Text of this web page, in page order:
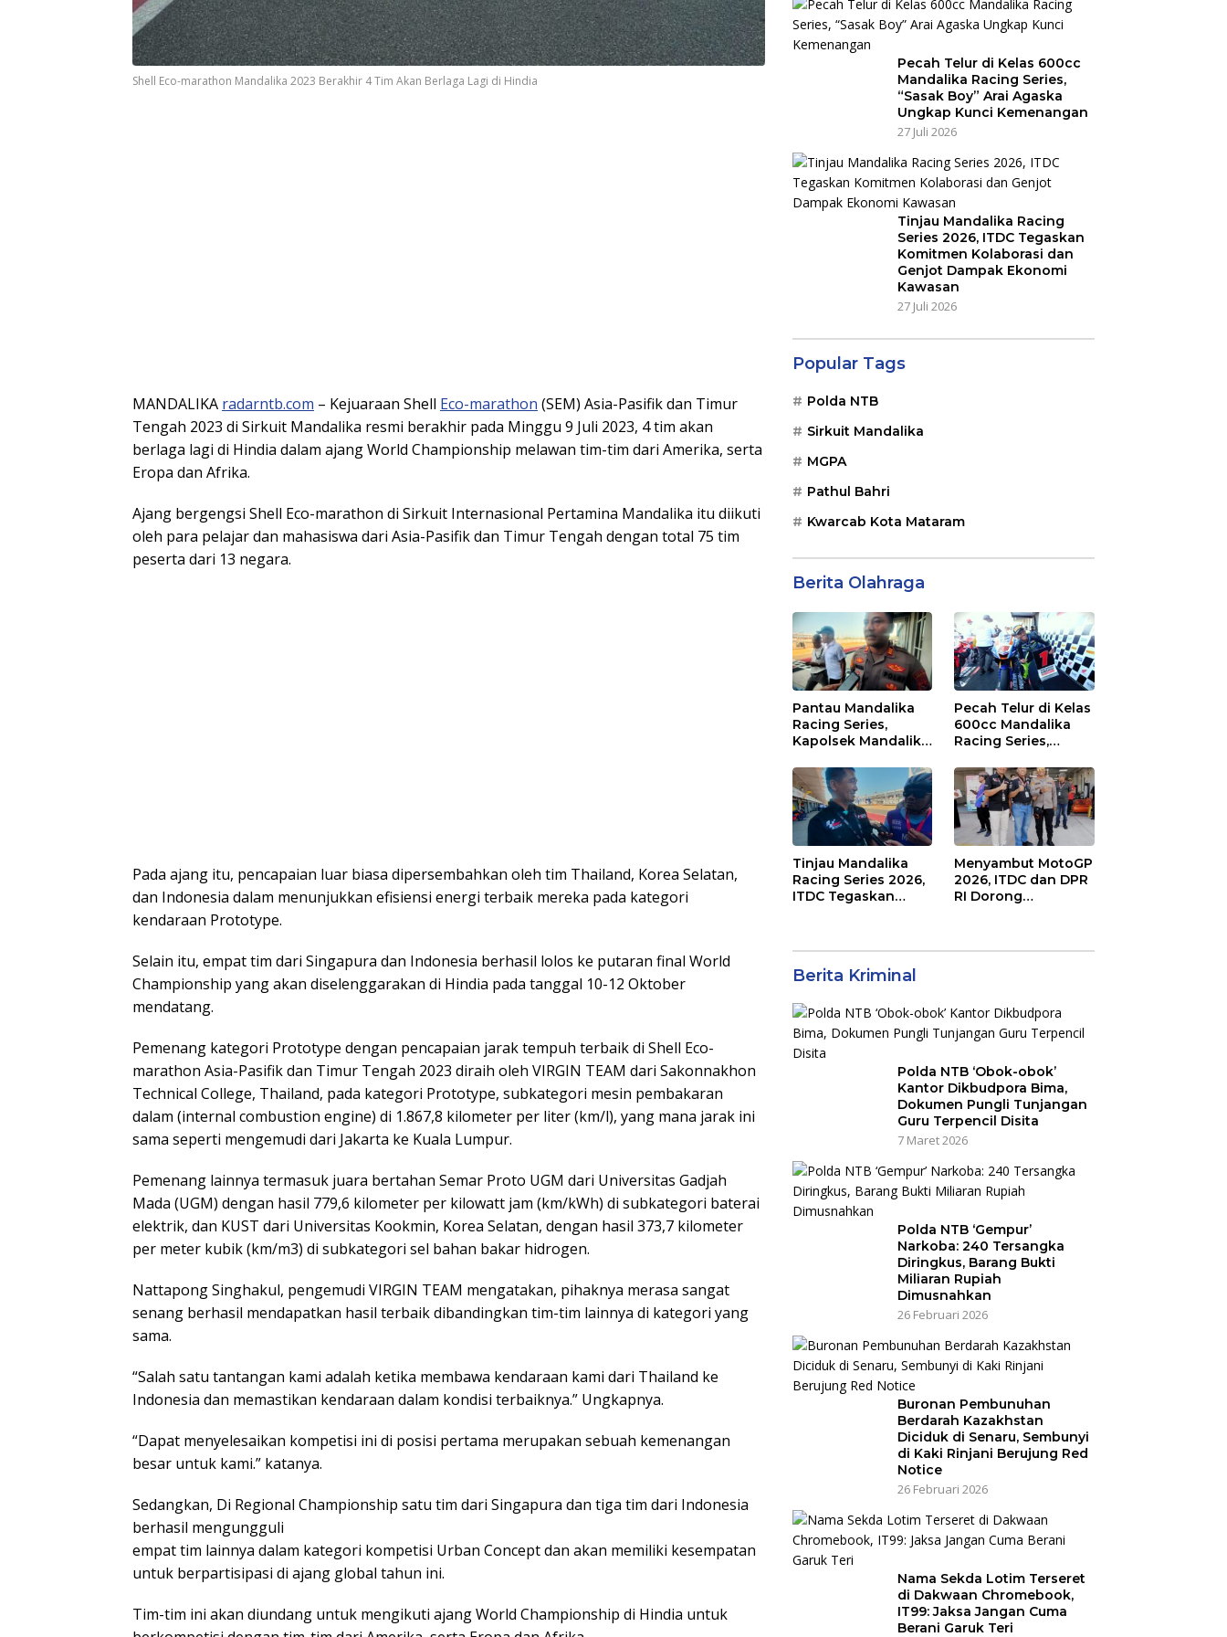
Shell Eco-marathon Mandalika 2023 Berakhir 4 Tim Akan Berlaga Lagi di Hindia
MANDALIKA radarntb.com – Kejuaraan Shell Eco-marathon (SEM) Asia-Pasifik dan Timur
Tengah 2023 di Sirkuit Mandalika resmi berakhir pada Minggu 9 Juli 2023, 4 tim akan
berlaga lagi di Hindia dalam ajang World Championship melawan tim-tim dari Amerika, serta
Eropa dan Afrika.
Ajang bergengsi Shell Eco-marathon di Sirkuit Internasional Pertamina Mandalika itu diikuti
oleh para pelajar dan mahasiswa dari Asia-Pasifik dan Timur Tengah dengan total 75 tim
peserta dari 13 negara.
Pada ajang itu, pencapaian luar biasa dipersembahkan oleh tim Thailand, Korea Selatan,
dan Indonesia dalam menunjukkan efisiensi energi terbaik mereka pada kategori
kendaraan Prototype.
Selain itu, empat tim dari Singapura dan Indonesia berhasil lolos ke putaran final World
Championship yang akan diselenggarakan di Hindia pada tanggal 10-12 Oktober
mendatang.
Pemenang kategori Prototype dengan pencapaian jarak tempuh terbaik di Shell Eco-
marathon Asia-Pasifik dan Timur Tengah 2023 diraih oleh VIRGIN TEAM dari Sakonnakhon
Technical College, Thailand, pada kategori Prototype, subkategori mesin pembakaran
dalam (internal combustion engine) di 1.867,8 kilometer per liter (km/l), yang mana jarak ini
sama seperti mengemudi dari Jakarta ke Kuala Lumpur.
Pemenang lainnya termasuk juara bertahan Semar Proto UGM dari Universitas Gadjah
Mada (UGM) dengan hasil 779,6 kilometer per kilowatt jam (km/kWh) di subkategori baterai
elektrik, dan KUST dari Universitas Kookmin, Korea Selatan, dengan hasil 373,7 kilometer
per meter kubik (km/m3) di subkategori sel bahan bakar hidrogen.
Nattapong Singhakul, pengemudi VIRGIN TEAM mengatakan, pihaknya merasa sangat
senang berhasil mendapatkan hasil terbaik dibandingkan tim-tim lainnya di kategori yang
sama.
“Salah satu tantangan kami adalah ketika membawa kendaraan kami dari Thailand ke
Indonesia dan memastikan kendaraan dalam kondisi terbaiknya.” Ungkapnya.
“Dapat menyelesaikan kompetisi ini di posisi pertama merupakan sebuah kemenangan
besar untuk kami.” katanya.
Sedangkan, Di Regional Championship satu tim dari Singapura dan tiga tim dari Indonesia
berhasil mengungguli
empat tim lainnya dalam kategori kompetisi Urban Concept dan akan memiliki kesempatan
untuk berpartisipasi di ajang global tahun ini.
Tim-tim ini akan diundang untuk mengikuti ajang World Championship di Hindia untuk
Pecah Telur di Kelas 600cc
Mandalika Racing Series,
“Sasak Boy” Arai Agaska
Ungkap Kunci Kemenangan
27 Juli 2026
Tinjau Mandalika Racing
Series 2026, ITDC Tegaskan
Komitmen Kolaborasi dan
Genjot Dampak Ekonomi
Kawasan
27 Juli 2026
Popular Tags
Polda NTB
Sirkuit Mandalika
MGPA
Pathul Bahri
Kwarcab Kota Mataram
Berita Olahraga
Pantau Mandalika
Racing Series,
Kapolsek Mandalika
Muda Salurkan Hobi
di Sirkuit, Bukan
Jalan Raya
Pecah Telur di Kelas
600cc Mandalika
Racing Series,
Agaska Ungkap
Kunci Kemenangan
Tinjau Mandalika
Racing Series 2026,
ITDC Tegaskan
Menyambut MotoGP
2026, ITDC dan DPR
RI Dorong
Berita Kriminal
Polda NTB ‘Obok-obok’
Kantor Dikbudpora Bima,
Dokumen Pungli Tunjangan
Guru Terpencil Disita
7 Maret 2026
Polda NTB ‘Gempur’
Narkoba: 240 Tersangka
Diringkus, Barang Bukti
Miliaran Rupiah
Dimusnahkan
26 Februari 2026
Buronan Pembunuhan
Berdarah Kazakhstan
Diciduk di Senaru, Sembunyi
di Kaki Rinjani Berujung Red
Notice
26 Februari 2026
Nama Sekda Lotim Terseret
di Dakwaan Chromebook,
IT99: Jaksa Jangan Cuma
Berani Garuk Teri